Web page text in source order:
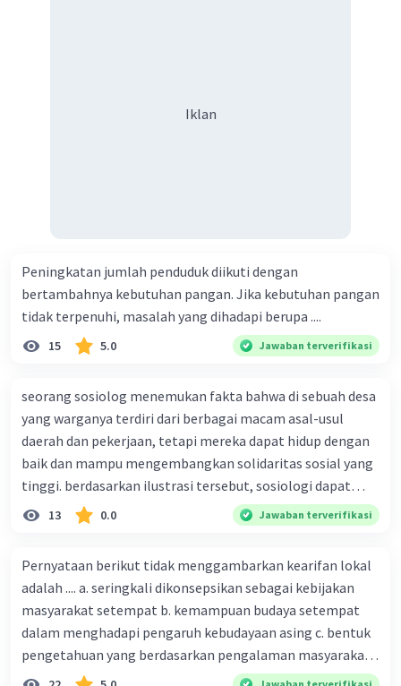
Iklan
Peningkatan jumlah penduduk diikuti dengan
bertambahnya kebutuhan pangan. Jika kebutuhan pangan
tidak terpenuhi, masalah yang dihadapi berupa ....
15 5.0 Jawaban terverifikasi
seorang sosiolog menemukan fakta bahwa di sebuah desa
yang warganya terdiri dari berbagai macam asal-usul
daerah dan pekerjaan, tetapi mereka dapat hidup dengan
baik dan mampu mengembangkan solidaritas sosial yang
tinggi. berdasarkan ilustrasi tersebut, sosiologi dapat
berfungsi sebagai ilmu yang ....
13 0.0 Jawaban terverifikasi
Pernyataan berikut tidak menggambarkan kearifan lokal
adalah .... a. seringkali dikonsepsikan sebagai kebijakan
masyarakat setempat b. kemampuan budaya setempat
dalam menghadapi pengaruh kebudayaan asing c. bentuk
pengetahuan yang berdasarkan pengalaman masyarakat
turun temurun antargenerasi d. Kebijakan manusia yang